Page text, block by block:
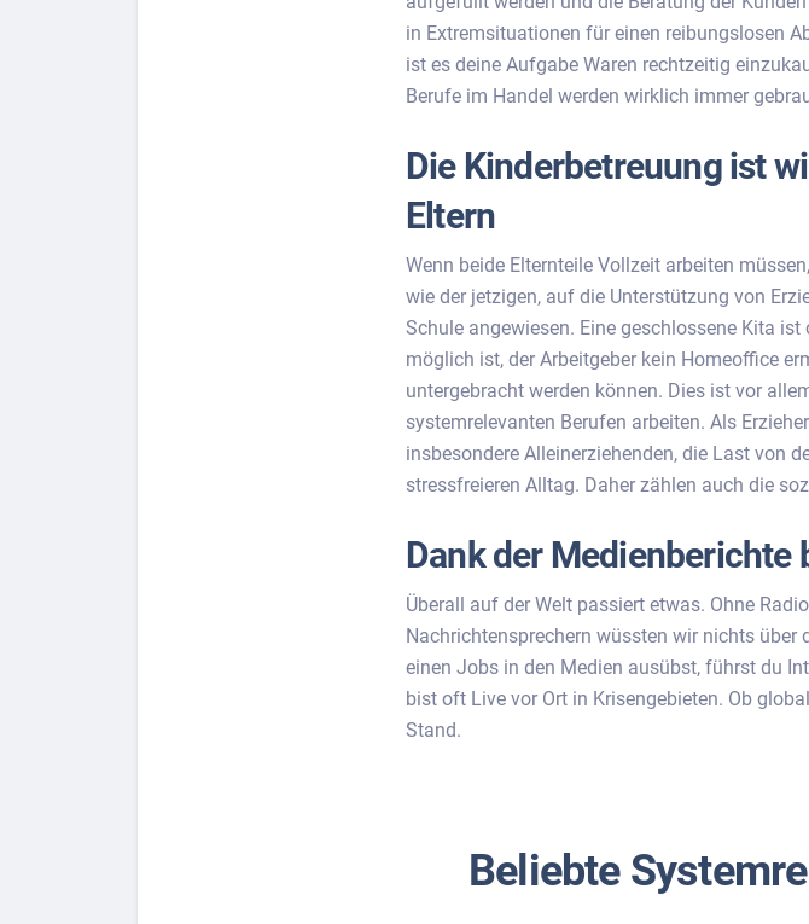
in Extremsituationen für einen reibungslosen
ist es deine Aufgabe Waren rechtzeitig
Berufe im Handel werden wirklich immer
Die Kinderbetreuung ist
Eltern
Wenn beide Elternteile Vollzeit arbeiten
wie der jetzigen, auf die Unterstützung von
Schule angewiesen. Eine geschlossene Kita
möglich ist, der Arbeitgeber kein Homeoffice
untergebracht werden können. Dies ist vor
systemrelevanten Berufen arbeiten. Als
insbesondere Alleinerziehenden, die Last von
stressfreieren Alltag. Daher zählen auch die
Dank der Medienberichte
Überall auf der Welt passiert etwas. Ohne
Nachrichtensprechern wüssten wir nichts über
einen Jobs in den Medien ausübst, führst du
bist oft Live vor Ort in Krisengebieten. Ob
Stand.
Beliebte